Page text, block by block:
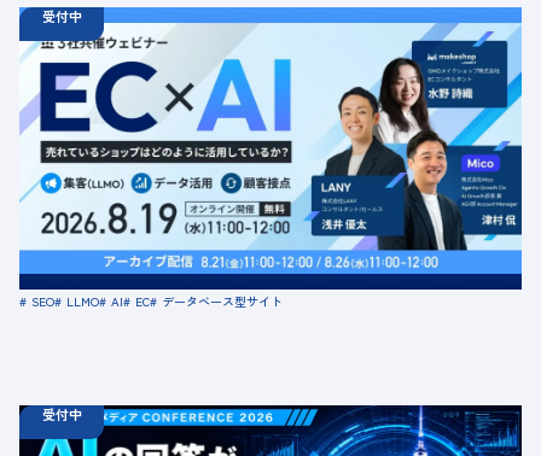
受付中
ウェビナー 08.19
11:00 - 12:00
水 11:00 - 12:00
【無料セミナー】EC × AI 売れているショップはどのよう
に活用しているか？ 「集客（LLMO）」「データ活用」
「顧客接点」
定員数：500名
金額：無料
場所：オンライン
SEO LLMO AI EC データベース型サイト
受付中
ウェビナー 08.18 火 10:00 -
08.21 金 16:00